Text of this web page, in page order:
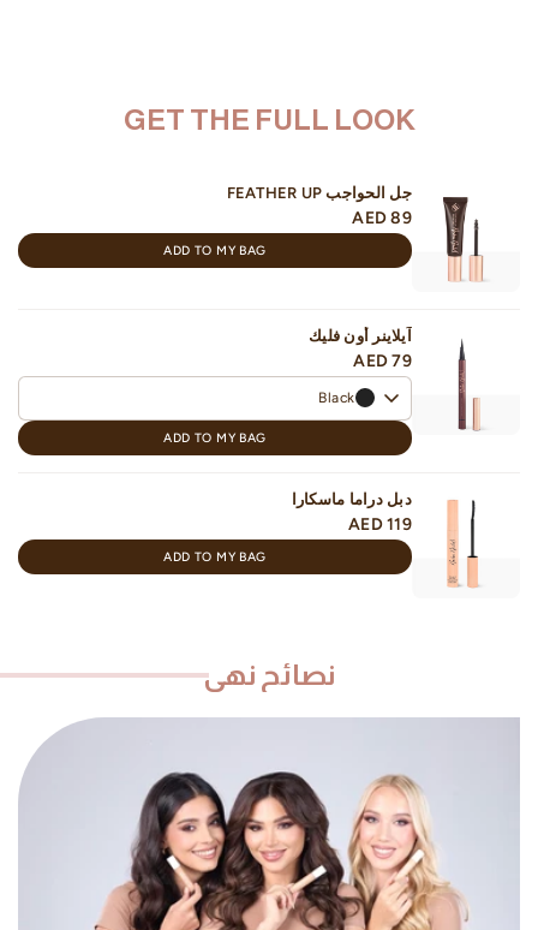
قلم ذو طرفين مع فرشاة.
نباتي، خالي من البارابين وخالي من القسوة
GET THE FULL LOOK
جل الحواجب FEATHER UP
AED 89
ADD TO MY BAG
آيلاينر أون فليك
AED 79
Black
ADD TO MY BAG
دبل دراما ماسكارا
AED 119
ADD TO MY BAG
نصائح نهى